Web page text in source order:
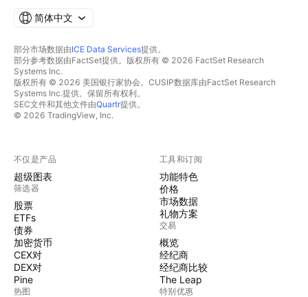
简体中文
部分市场数据由ICE Data Services提供。
部分参考数据由FactSet提供。版权所有 © 2026 FactSet Research
Systems Inc.
版权所有 © 2026 美国银行家协会。CUSIP数据库由FactSet Research
Systems Inc.提供。保留所有权利。
SEC文件和其他文件由Quartr提供。
© 2026 TradingView, Inc.
不仅是产品
超级图表
筛选器
股票
ETFs
债券
加密货币
CEX对
DEX对
Pine
热图
工具和订阅
功能特色
价格
市场数据
礼物方案
交易
概览
经纪商
经纪商比较
The Leap
特别优惠